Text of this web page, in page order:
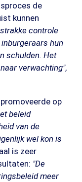
de
kunnen
controle
hun
schulden. Het
verwachting",
op
beleid
van de
wel kon is
is zeer
"De
meer